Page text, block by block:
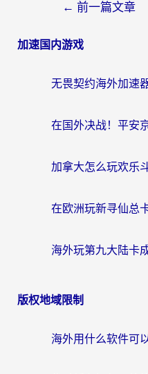
← 前一篇文章
加速国内游戏
版权地域限制